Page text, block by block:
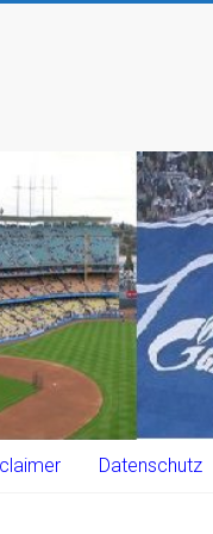
Datenschutz